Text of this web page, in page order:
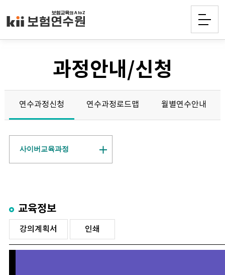
과정안내/신청
연수과정신청 연수과정로드맵 월별연수안내
사이버교육과정
교육정보
강의계획서 인쇄